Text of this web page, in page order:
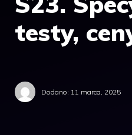
testy,
Dodano: 11 marca, 2025